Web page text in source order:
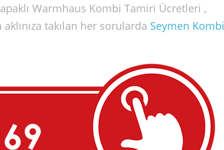
Warmhaus Kombi Tamiri Ücretleri ,
takılan her sorularda Seymen Kombi